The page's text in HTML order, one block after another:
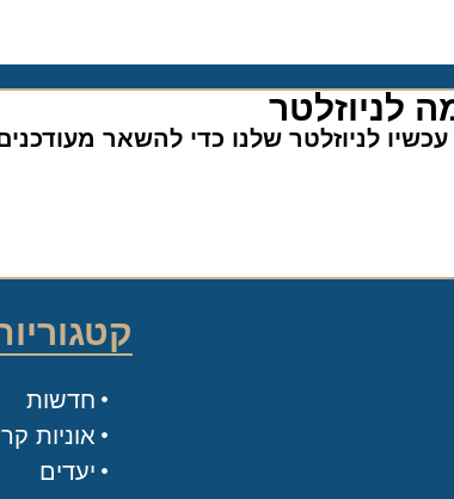
לניוזלטר שלנו כדי להשאר מעודכנים
קטגוריות
חדשות
אוניות קרוזים
יעדים